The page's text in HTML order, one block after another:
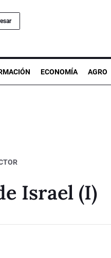
ECONOMÍA AGRO
Israel (I)